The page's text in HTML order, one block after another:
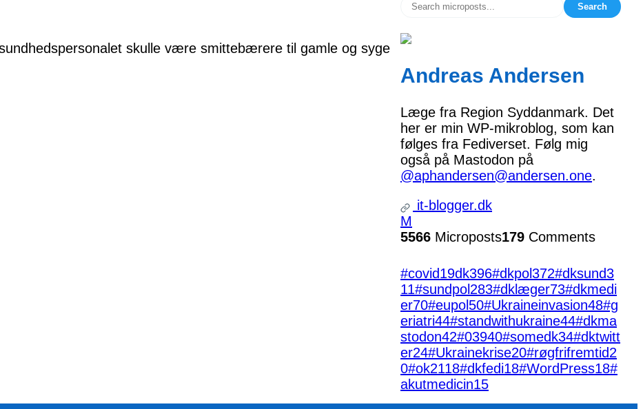
skulle være smittebærere til gamle og syge
Search
Andreas Andersen
Læge fra Region Syddanmark. Det
her er min WP-mikroblog, som kan
følges fra Fediverset. Følg mig
også på Mastodon på
@aphandersen@andersen.one.
it-blogger.dk
M
5566 Microposts179 Comments
#covid19dk396#dkpol372#dksund3
11#sundpol 283#dklæger73#dkmedi
er70#eupol 50#Ukraineinvasion48#g
eriatri44#standwithukraine44#dkma
stodon42#03940#somedk34#dktwitt
er24#Ukrainekrise20#røgfrifremtid2
0#ok2118#dkfedi18#WordPress18#
akutmedicin15